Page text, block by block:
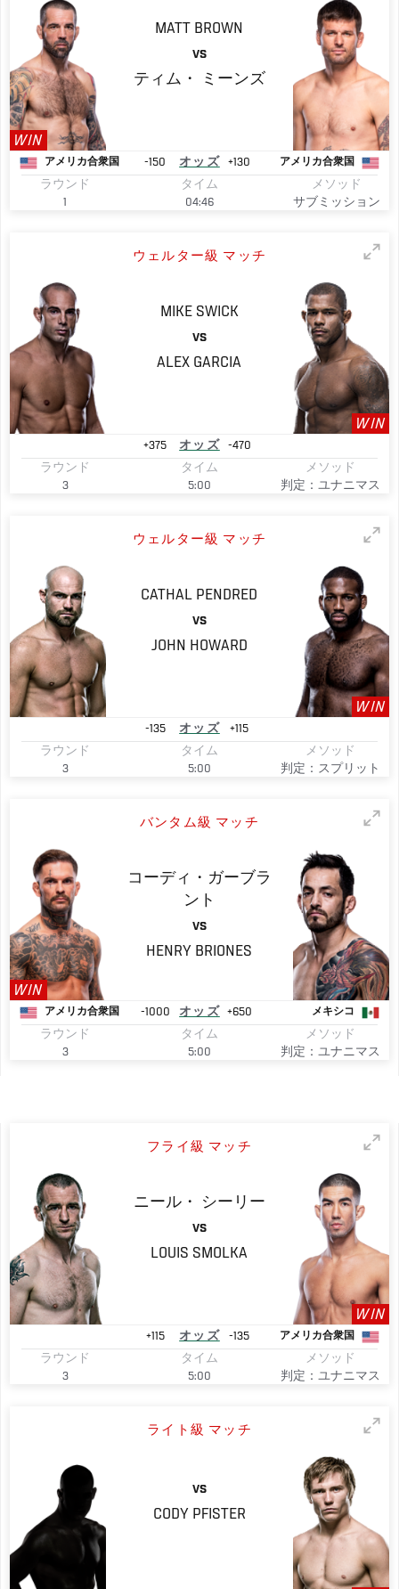
WIN
MATT BROWN
VS
ティム・ ミーンズ
アメリカ合衆国 -150 オッズ +130 アメリカ合衆国
ラウンド
1
タイム
04:46
メソッド
サブミッション
ウェルター級 マッチ
MIKE SWICK
VS
ALEX GARCIA
WIN
+375 オッズ
-470
ラウンド
3
タイム
5:00
メソッド
判定：ユナニマス
ウェルター級 マッチ
CATHAL PENDRED
VS
JOHN HOWARD
WIN
-135 オッズ
+115
ラウンド
3
タイム
5:00
メソッド
判定：スプリット
バンタム級 マッチ
WIN
コーディ・ガーブラ
ント
VS
HENRY BRIONES
アメリカ合衆国 -1000 オッズ +650 メキシコ
ラウンド
3
タイム
5:00
メソッド
判定：ユナニマス
フライ級 マッチ
ニール・ シーリー
VS
LOUIS SMOLKA
WIN
+115 オッズ -135 アメリカ合衆国
ラウンド
3
タイム
5:00
メソッド
判定：ユナニマス
ライト級 マッチ
VS
CODY PFISTER